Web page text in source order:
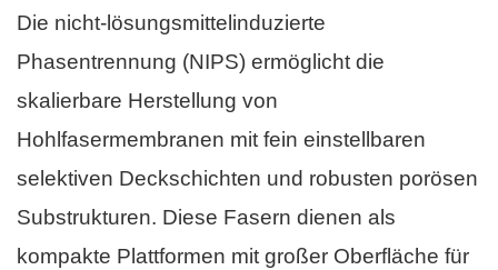
Die nicht-lösungsmittelinduzierte
Phasentrennung (NIPS) ermöglicht die
skalierbare Herstellung von
Hohlfasermembranen mit fein einstellbaren
selektiven Deckschichten und robusten porösen
Substrukturen. Diese Fasern dienen als
kompakte Plattformen mit großer Oberfläche für